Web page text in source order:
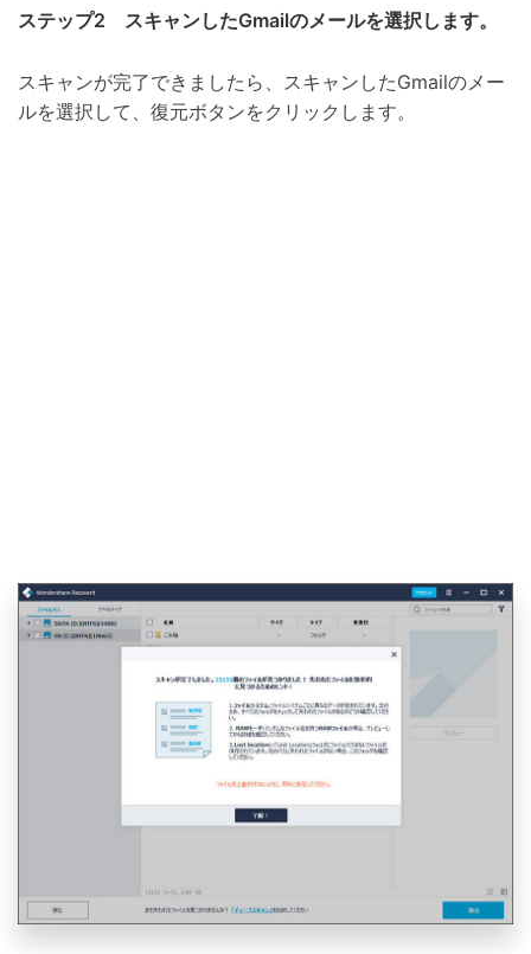
ステップ2 スキャンしたGmailのメールを選択します。
スキャンが完了できましたら、スキャンしたGmailのメー
ルを選択して、復元ボタンをクリックします。